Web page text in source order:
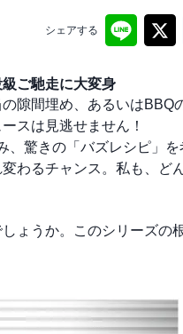
シェアする
ご馳走に大変身
隙間埋め、あるいはBBQ
スは見逃せません！
、驚きの「バズレシピ」
わるチャンス。私も、ど
ょうか。このシリーズの